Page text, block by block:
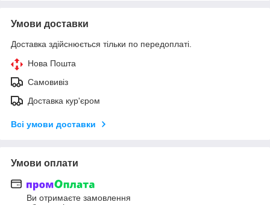
Умови доставки
Доставка здійснюється тільки по передоплаті.
Нова Пошта
Самовивіз
Доставка кур'єром
Всі умови доставки
Умови оплати
Ви отримаєте замовлення